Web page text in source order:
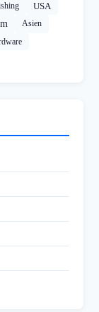
USA
Asien